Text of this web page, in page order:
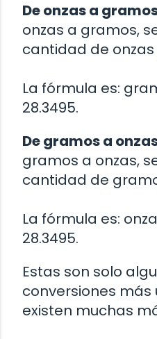
De onzas a
onzas a gramos,
cantidad de onzas
La fórmula es:
28.3495.
De gramos a
gramos a onzas,
cantidad de
La fórmula es:
28.3495.
Estas son solo
conversiones más
existen muchas